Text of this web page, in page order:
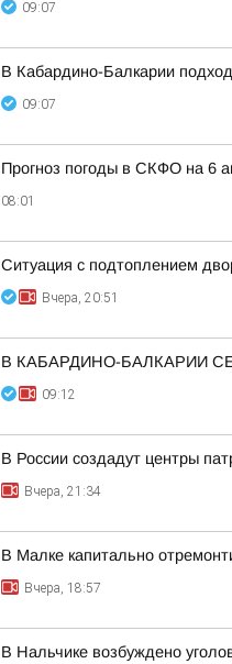
09:07
В Кабардино-Балкарии
09:07
Прогноз погоды в СКФО на 6
08:01
Ситуация с подтоплением
Вчера, 20:51
В КАБАРДИНО-БАЛКАРИИ
09:12
В России создадут центры
Вчера, 21:34
В Малке капитально
Вчера, 18:57
В Нальчике возбуждено